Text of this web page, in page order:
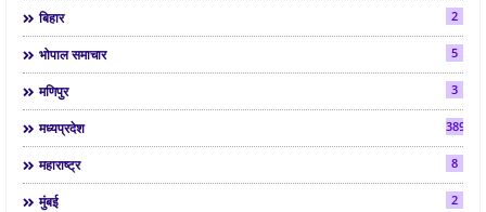
बिहार 2
भोपाल समाचार 5
मणिपुर 3
मध्यप्रदेश 3892
महाराष्ट्र 8
मुंबई 2